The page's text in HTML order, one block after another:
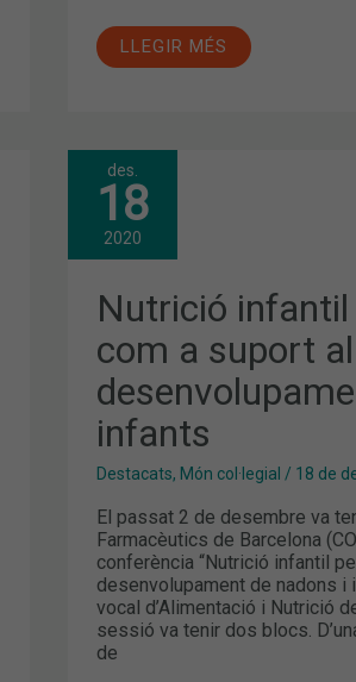
LLEGIR MÉS
des.
18
2020
Nutrició
com a suport al
infants
Destacats, Món col·legial / 18 de
El passat 2 de desembre va
Farmacèutics de Barcelona
conferència “Nutrició infantil
desenvolupament de nadons i
vocal d’Alimentació i Nutrició
sessió va tenir dos blocs.
de
NUTRICIÓ
INFANTIL
PERSONALITZADA
COM
A
AL
DESENVOLUPAMENT
DE
NADONS
I
INFANTS